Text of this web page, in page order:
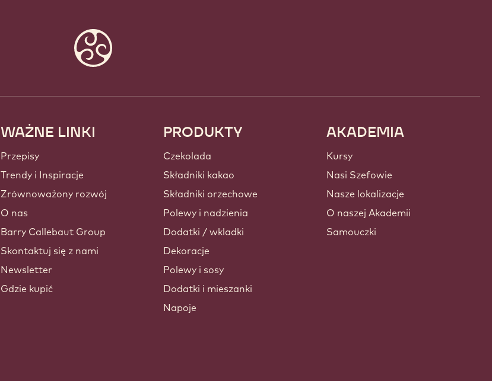
Footer
Callebaut
WAŻNE LINKI
Przepisy
Trendy i Inspiracje
Zrównoważony rozwój
O nas
Barry Callebaut Group
Skontaktuj się z nami
Newsletter
Gdzie kupić
PRODUKTY
Czekolada
Składniki kakao
Składniki orzechowe
Polewy i nadzienia
Dodatki / wkladki
Dekoracje
Polewy i sosy
Dodatki i mieszanki
Napoje
AKADEMIA
Kursy
Nasi Szefowie
Nasze lokalizacje
O naszej Akademii
Samouczki